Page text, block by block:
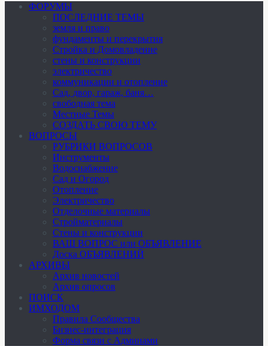
ФОРУМЫ
ПОСЛЕДНИЕ ТЕМЫ
земля и право
фундаменты и перекрытия
Стройка и Домовладение
стены и конструкции
электричество
коммуникации и отопление
Cад, двор, гараж, баня…
свободная тема
Местные Темы
СОЗДАТЬ СВОЮ ТЕМУ
ВОПРОСЫ
РУБРИКИ ВОПРОСОВ
Инструменты
Водоснабжение
Сад и Огород
Отопление
Электричество
Отделочные материалы
Стройматериалы
Стены и конструкции
ВАШ ВОПРОС или ОБЪЯВЛЕНИЕ
Доска ОБЪЯВЛЕНИЙ
АРХИВЫ
Архив новостей
Архив опросов
ПОИСК
ИМХОДОМ
Правила Сообщества
Бизнес-интеграция
Форма связи с Админами